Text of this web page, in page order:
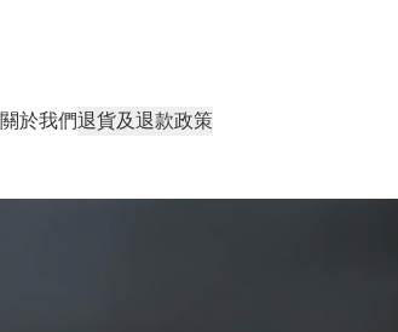
關於我們退貨及退款政策